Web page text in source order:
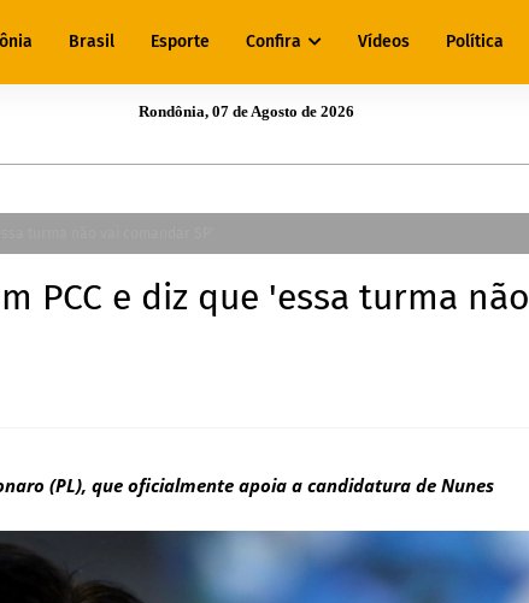
Brasil Esporte Confira Vídeos Política
Rondônia, 07 de Agosto de 2026
PCC e diz que 'essa turma não
(PL), que oficialmente apoia a candidatura de Nunes